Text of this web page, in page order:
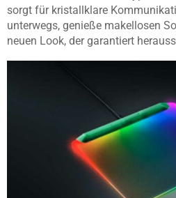
sorgt für kristallklare
unterwegs, genieße makellosen
neuen Look, der garantiert